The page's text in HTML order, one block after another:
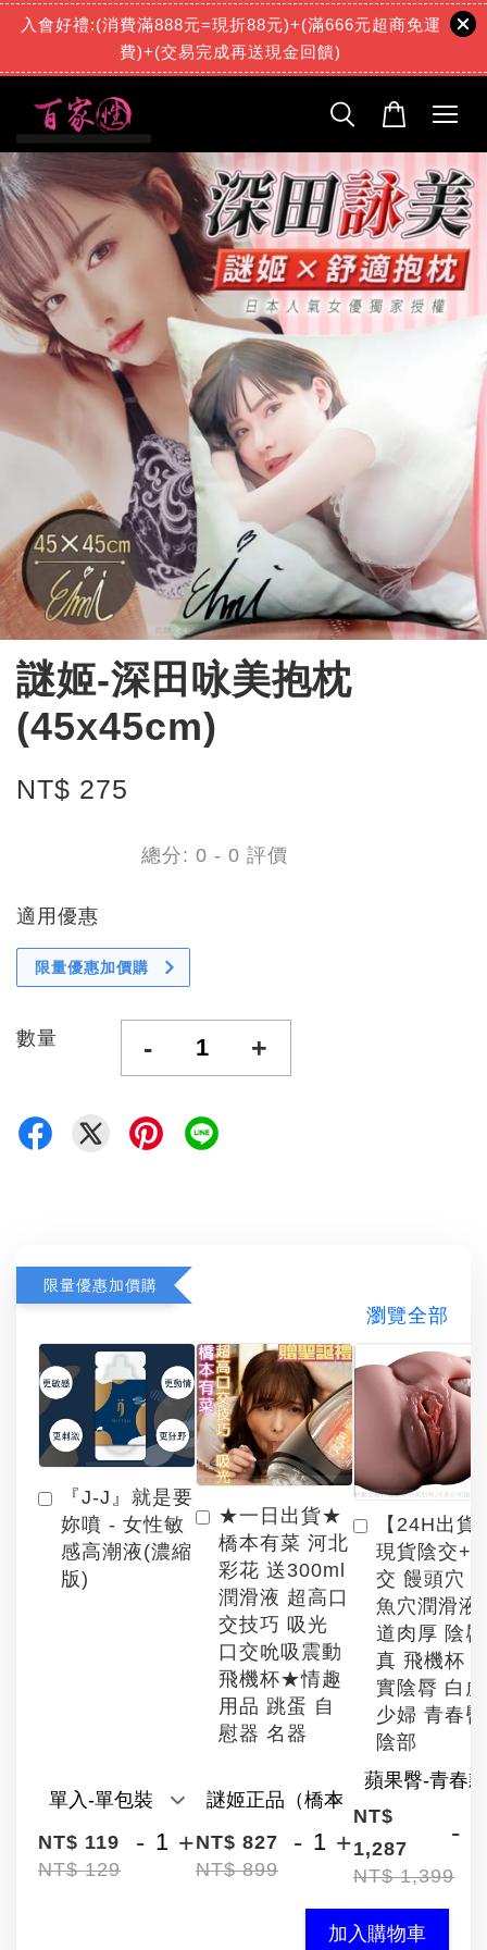
入會好禮:(消費滿888元=現折88元)+(滿666元超商免運
費)+(交易完成再送現金回饋)
謎姬-深田咏美抱枕
(45x45cm)
NT$ 275
總分: 0 - 0 評價
適用優惠
限量優惠加價購
數量 - +
限量優惠加價購
瀏覽全部
『J-J』就是要
妳噴 - 女性敏
感高潮液(濃縮
版)
NT$ 119
NT$ 129
- +
★一日出貨★
橋本有菜 河北
彩花 送300ml
潤滑液 超高口
交技巧 吸光
口交吮吸震動
飛機杯★情趣
用品 跳蛋 自
慰器 名器
NT$ 827
NT$ 899
- +
【24H出貨
現貨陰交+
交 饅頭穴
魚穴潤滑液
道肉厚 陰
真 飛機杯
實陰脣 白
少婦 青春臀
陰部
NT$
1,287
NT$ 1,399
-
加入購物車